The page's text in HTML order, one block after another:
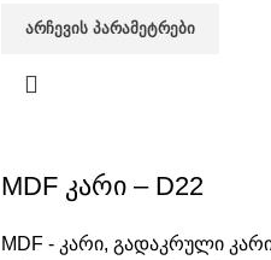
ᲐᲠᲩᲔᲕᲘᲡ ᲞᲐᲠᲐᲛᲔᲢᲠᲔᲑᲘ
MDF კარი – D22
MDF - კარი,გადაკრული